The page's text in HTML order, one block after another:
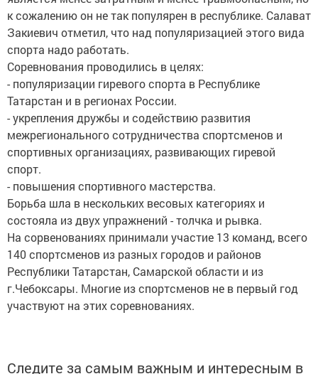
к сожалению он не так популярен в республике. Салават
Закиевич отметил, что над популяризацией этого вида
спорта надо работать.
Соревнования проводились в целях:
- популяризации гиревого спорта в Республике
Татарстан и в регионах России.
- укрепления дружбы и содействию развития
межрегионального сотрудничества спортсменов и
спортивных организациях, развивающих гиревой
спорт.
- повышения спортивного мастерства.
Борьба шла в нескольких весовых категориях и
состояла из двух упражнений - толчка и рывка.
На сорвенованиях принимали участие 13 команд, всего
140 спортсменов из разных городов и районов
Республики Татарстан, Самарской области и из
г.Чебоксары. Многие из спортсменов не в первый год
участвуют на этих соревнованиях.
Следите за самым важным и интересным в